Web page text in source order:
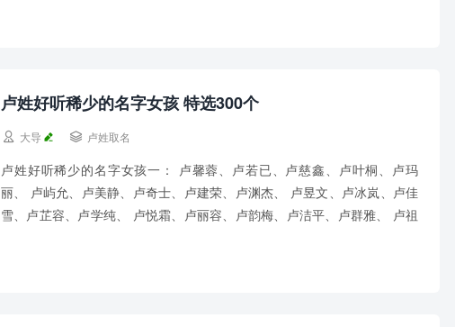
卢姓好听稀少的名字女孩 特选300个
 大导  卢姓取名
卢姓好听稀少的名字女孩一： 卢馨蓉、卢若已、卢慈鑫、卢叶桐、卢玛
丽、 卢屿允、卢美静、卢奇士、卢建荣、卢渊杰、 卢昱文、卢冰岚、卢佳
雪、卢芷容、卢学纯、 卢悦霜、卢丽容、卢韵梅、卢洁平、卢群雅、 卢祖